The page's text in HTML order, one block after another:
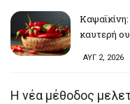
Καψαϊκίνη:
καυτερή
ΑΥΓ 2, 2026
Η νέα μέθοδος